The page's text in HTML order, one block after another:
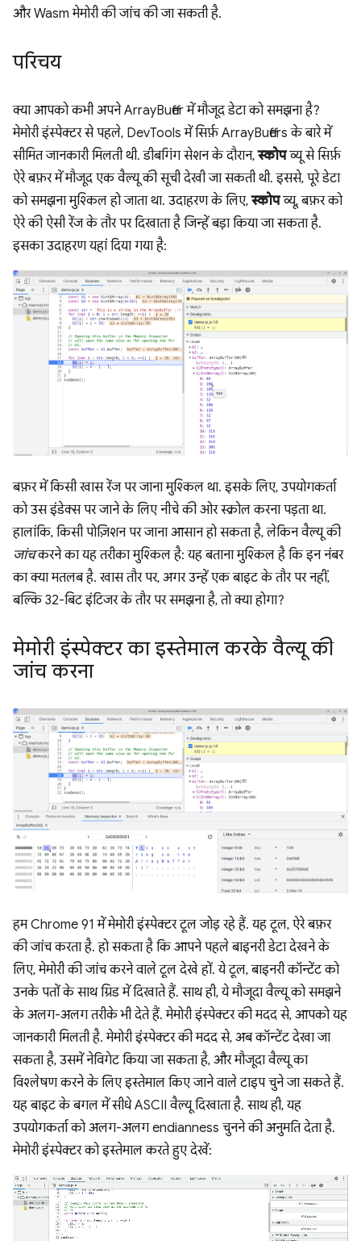
और Wasm मेमोरी की जांच की जा सकती है.
परिचय
क्या आपको कभी अपने ArrayBuffer में मौजूद डेटा को समझना है?
मेमोरी इंस्पेक्टर से पहले, DevTools में सिर्फ़ ArrayBuffers के बारे में
सीमित जानकारी मिलती थी. डीबगिंग सेशन के दौरान,स्कोपव्यू से सिर्फ़
ऐरे बफ़र में मौजूद एक वैल्यू की सूची देखी जा सकती थी. इससे, पूरे डेटा
को समझना मुश्किल हो जाता था. उदाहरण के लिए,स्कोपव्यू, बफ़र को
ऐरे की ऐसी रेंज के तौर पर दिखाता है जिन्हें बड़ा किया जा सकता है.
इसका उदाहरण यहां दिया गया है:
बफ़र में किसी खास रेंज पर जाना मुश्किल था. इसके लिए, उपयोगकर्ता
को उस इंडेक्स पर जाने के लिए नीचे की ओर स्क्रोल करना पड़ता था.
हालांकि, किसी पोज़िशन पर जाना आसान हो सकता है, लेकिन वैल्यू की
जांचकरने का यह तरीका मुश्किल है: यह बताना मुश्किल है कि इन नंबर
का क्या मतलब है. खास तौर पर, अगर उन्हें एक बाइट के तौर पर नहीं,
बल्कि 32-बिट इंटिजर के तौर पर समझना है, तो क्या होगा?
मेमोरी इंस्पेक्टर का इस्तेमाल करके वैल्यू की
जांच करना
हम Chrome 91 में मेमोरी इंस्पेक्टर टूल जोड़ रहे हैं. यह टूल, ऐरे बफ़र
की जांच करता है. हो सकता है कि आपने पहले बाइनरी डेटा देखने के
लिए, मेमोरी की जांच करने वाले टूल देखे हों. ये टूल, बाइनरी कॉन्टेंट को
उनके पतों के साथ ग्रिड में दिखाते हैं. साथ ही, ये मौजूदा वैल्यू को समझने
के अलग-अलग तरीके भी देते हैं. मेमोरी इंस्पेक्टर की मदद से, आपको यह
जानकारी मिलती है. मेमोरी इंस्पेक्टर की मदद से, अब कॉन्टेंट देखा जा
सकता है, उसमें नेविगेट किया जा सकता है, और मौजूदा वैल्यू का
विश्लेषण करने के लिए इस्तेमाल किए जाने वाले टाइप चुने जा सकते हैं.
यह बाइट के बगल में सीधे ASCII वैल्यू दिखाता है. साथ ही, यह
उपयोगकर्ता को अलग-अलग endianness चुनने की अनुमति देता है.
मेमोरी इंस्पेक्टर को इस्तेमाल करते हुए देखें: